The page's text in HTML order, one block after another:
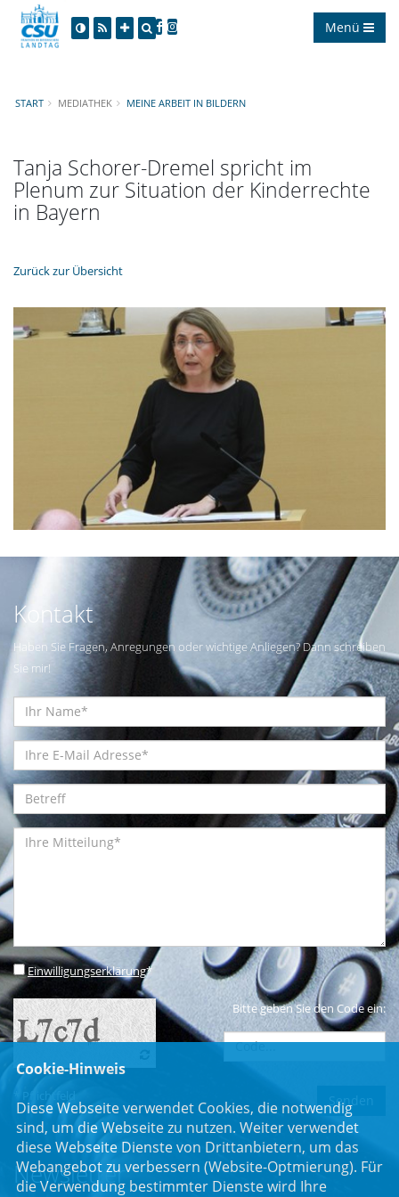
Menü
START MEDIATHEK MEINE ARBEIT IN BILDERN
Tanja Schorer-Dremel spricht im
Plenum zur Situation der Kinderrechte
in Bayern
Zurück zur Übersicht
Kontakt
Haben Sie Fragen, Anregungen oder wichtige Anliegen? Dann schreiben
Sie mir!
Einwilligungserklärung*
Bitte geben Sie den Code ein:
* Pflichtfeld
Newsletter
Cookie-Hinweis
Diese Webseite verwendet Cookies, die notwendig
sind, um die Webseite zu nutzen. Weiter verwendet
diese Webseite Dienste von Drittanbietern, um das
Webangebot zu verbessern (Website-Optmierung). Für
die Verwendung bestimmter Dienste wird Ihre